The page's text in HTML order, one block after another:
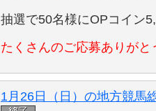
抽選で50名様にOPコイン
たくさんのご応募ありがと
1月26日（日）の地方競馬